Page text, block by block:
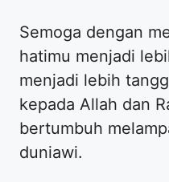
​Semoga dengan
hatimu menjadi
menjadi lebih
kepada Allah dan
bertumbuh
duniawi.